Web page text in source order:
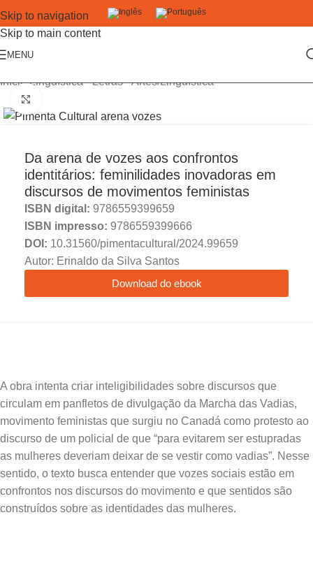
Skip to navigation
Skip to main content
MENU
Início/Linguística - Letras - Artes/Linguística
Da arena de vozes aos confrontos
identitários: feminilidades inovadoras em
discursos de movimentos feministas
ISBN digital: 9786559399659
ISBN impresso: 9786559399666
DOI: 10.31560/pimentacultural/2024.99659
Autor: Erinaldo da Silva Santos
Download do ebook
A obra intenta criar inteligibilidades sobre discursos que
circulam em panfletos de divulgação da Marcha das Vadias,
movimento feministas que surgiu no Canadá como protesto ao
discurso de um policial de que “para evitarem ser estupradas
as mulheres deveriam deixar de se vestir como vadias”. Nesse
sentido, o texto busca entender que vozes sociais estão em
confrontos nos discursos do movimento e que sentidos são
construídos sobre as identidades das mulheres.